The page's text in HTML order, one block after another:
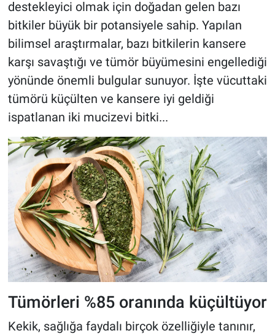
destekleyici olmak için doğadan gelen bazı
bitkiler büyük bir potansiyele sahip. Yapılan
bilimsel araştırmalar, bazı bitkilerin kansere
karşı savaştığı ve tümör büyümesini engellediği
yönünde önemli bulgular sunuyor. İşte vücuttaki
tümörü küçülten ve kansere iyi geldiği
ispatlanan iki mucizevi bitki...
Tümörleri %85 oranında küçültüyor
Kekik, sağlığa faydalı birçok özelliğiyle tanınır,